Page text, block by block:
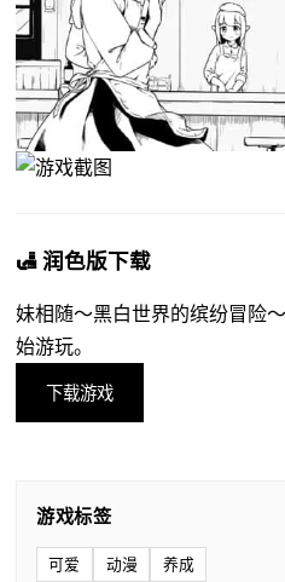
🛃 润色版下载
妹相随～黑白世界的缤纷冒险
始游玩。
下载游戏
游戏标签
可爱 动漫 养成